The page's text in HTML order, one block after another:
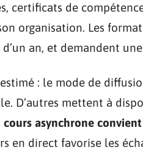
certificats de
organisation. Les
an, et demandent
: le mode de
D’autres mettent à
cours asynchrone
en direct favorise les